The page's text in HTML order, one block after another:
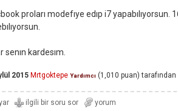
proları modefıye edıp i7 yapabılıyorsun.
senın kardesım.
2015 Mrtgoktepe Yardımcı (1,010 puan) tarafından